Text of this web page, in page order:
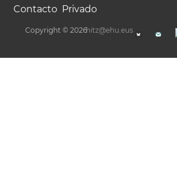
Contacto Privado
Copyright © 2026hitz@ehu.eus